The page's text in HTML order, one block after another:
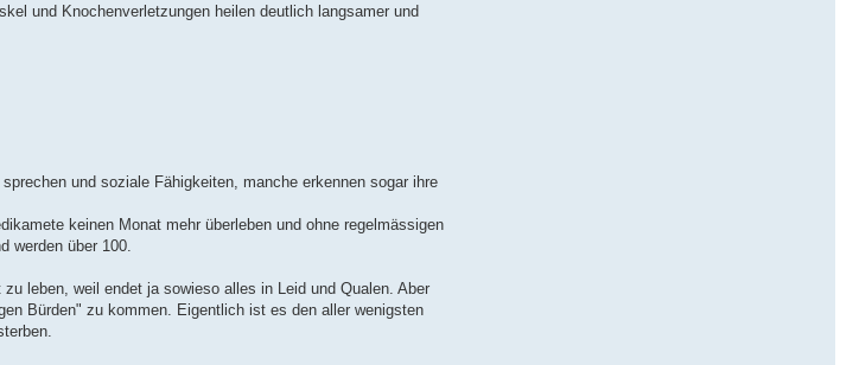
und Knochenverletzungen heilen deutlich langsamer und
und soziale Fähigkeiten, manche erkennen sogar ihre
keinen Monat mehr überleben und ohne regelmässigen
werden über 100.
leben, weil endet ja sowieso alles in Leid und Qualen. Aber
Bürden" zu kommen. Eigentlich ist es den aller wenigsten